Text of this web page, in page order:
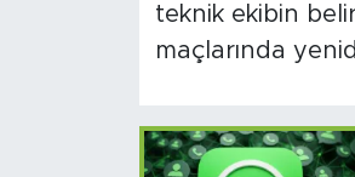
teknik ekibin
maçlarında